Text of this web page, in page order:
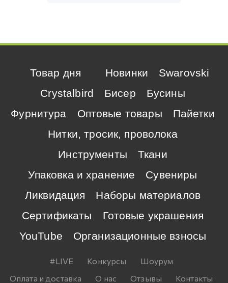
Товар дня Новинки
Swarovski
Crystalbird
Бисер
Бусины
Фурнитура
Оптовые товары
Пайетки
Нитки, тросик, проволока
Инструменты
Ткани
Упаковка и хранение
Сувениры
Ликвидация
Наборы материалов
Сертификаты
Готовые украшения
YouTube
Организационные взносы
#LIVE Конкурсы
Шоурум
Оплата и доставка
О нас Отзывы
Контакты